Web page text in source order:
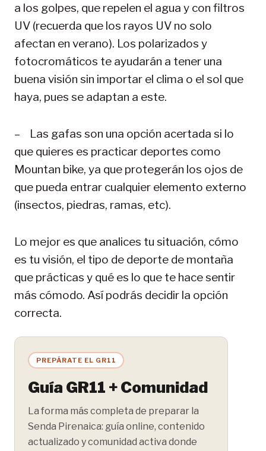
a los golpes, que repelen el agua y con filtros
UV (recuerda que los rayos UV no solo
afectan en verano). Los polarizados y
fotocromáticos te ayudarán a tener una
buena visión sin importar el clima o el sol que
haya, pues se adaptan a este.
– Las gafas son una opción acertada si lo
que quieres es practicar deportes como
Mountan bike, ya que protegerán los ojos de
que pueda entrar cualquier elemento externo
(insectos, piedras, ramas, etc).
Lo mejor es que analices tu situación, cómo
es tu visión, el tipo de deporte de montaña
que prácticas y qué es lo que te hace sentir
más cómodo. Así podrás decidir la opción
correcta.
PREPÁRATE EL GR11
Guía GR11 + Comunidad
La forma más completa de preparar la
Senda Pirenaica: guía online, contenido
actualizado y comunidad activa donde